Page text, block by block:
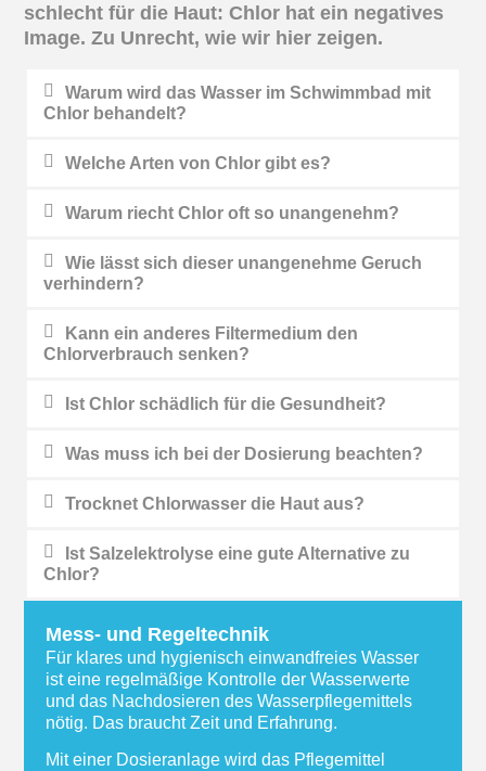
schlecht für die Haut: Chlor hat ein negatives
Image. Zu Unrecht, wie wir hier zeigen.
Warum wird das Wasser im Schwimmbad mit
Chlor behandelt?
Welche Arten von Chlor gibt es?
Warum riecht Chlor oft so unangenehm?
Wie lässt sich dieser unangenehme Geruch
verhindern?
Kann ein anderes Filtermedium den
Chlorverbrauch senken?
Ist Chlor schädlich für die Gesundheit?
Was muss ich bei der Dosierung beachten?
Trocknet Chlorwasser die Haut aus?
Ist Salzelektrolyse eine gute Alternative zu
Chlor?
Mess- und Regeltechnik
Für klares und hygienisch einwandfreies Wasser
ist eine regelmäßige Kontrolle der Wasserwerte
und das Nachdosieren des Wasserpflegemittels
nötig. Das braucht Zeit und Erfahrung.
Mit einer Dosieranlage wird das Pflegemittel